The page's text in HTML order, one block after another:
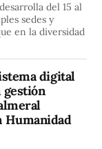
del 15 al
sedes y
en la diversidad
digital
gestión
Humanidad